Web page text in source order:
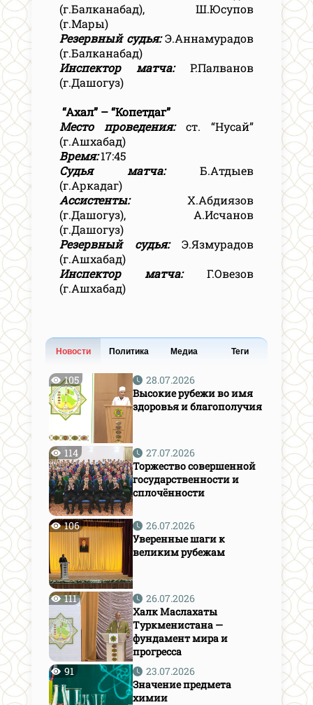
(г.Балканабад), Ш.Юсупов
(г.Мары)
Резервный судья:Э.Аннамурадов
(г.Балканабад)
Инспектор матча:Р.Палванов
(г.Дашогуз)
“Ахал” – “Копетдаг”
Место проведения:ст. “Нусай”
(г.Ашхабад)
Время:17:45
Судья матча:Б.Атдыев
(г.Аркадаг)
Ассистенты: Х.Абдиязов
(г.Дашогуз), А.Исчанов
(г.Дашогуз)
Резервный судья:Э.Язмурадов
(г.Ашхабад)
Инспектор матча:Г.Овезов
(г.Ашхабад)
Новости Политика Медиа Теги
105
28.07.2026
Высокие рубежи во имя
здоровья и благополучия
114
27.07.2026
Торжество совершенной
государственности и
сплочённости
106
26.07.2026
Уверенные шаги к
великим рубежам
111
26.07.2026
Халк Маслахаты
Туркменистана —
фундамент мира и
прогресса
91
23.07.2026
Значение предмета
химии